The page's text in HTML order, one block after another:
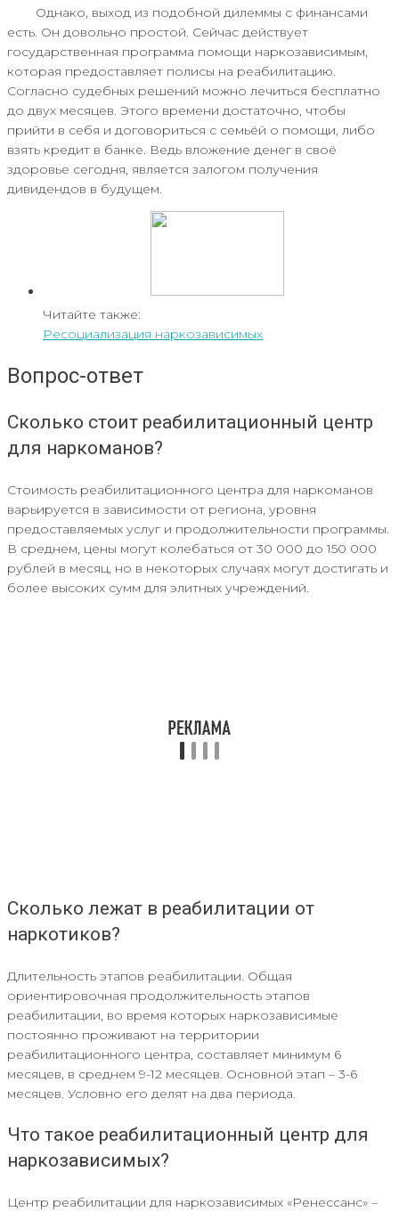
Однако, выход из подобной дилеммы с финансами
есть. Он довольно простой. Сейчас действует
государственная программа помощи наркозависимым,
которая предоставляет полисы на реабилитацию.
Согласно судебных решений можно лечиться бесплатно
до двух месяцев. Этого времени достаточно, чтобы
прийти в себя и договориться с семьёй о помощи, либо
взять кредит в банке. Ведь вложение денег в своё
здоровье сегодня, является залогом получения
дивидендов в будущем.
Читайте также:
Ресоциализация наркозависимых
Вопрос-ответ
Сколько стоит реабилитационный центр
для наркоманов?
Стоимость реабилитационного центра для наркоманов
варьируется в зависимости от региона, уровня
предоставляемых услуг и продолжительности программы.
В среднем, цены могут колебаться от 30 000 до 150 000
рублей в месяц, но в некоторых случаях могут достигать и
более высоких сумм для элитных учреждений.
Сколько лежат в реабилитации от
наркотиков?
Длительность этапов реабилитации. Общая
ориентировочная продолжительность этапов
реабилитации, во время которых наркозависимые
постоянно проживают на территории
реабилитационного центра, составляет минимум 6
месяцев, в среднем 9-12 месяцев. Основной этап – 3-6
месяцев. Условно его делят на два периода.
Что такое реабилитационный центр для
наркозависимых?
Центр реабилитации для наркозависимых «Ренессанс» –